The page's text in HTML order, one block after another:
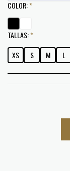
COLOR:*
TALLAS:*
XS
S M L